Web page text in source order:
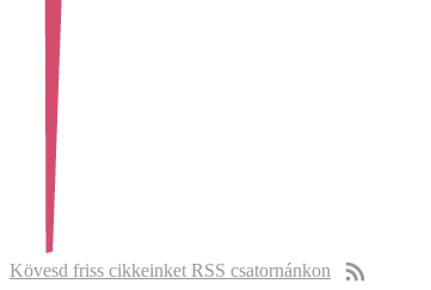
Kövesd friss cikkeinket RSS csatornánkon